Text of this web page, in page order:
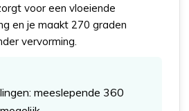
voor een vloeiende
en je maakt 270 graden
vervorming.
meeslepende 360